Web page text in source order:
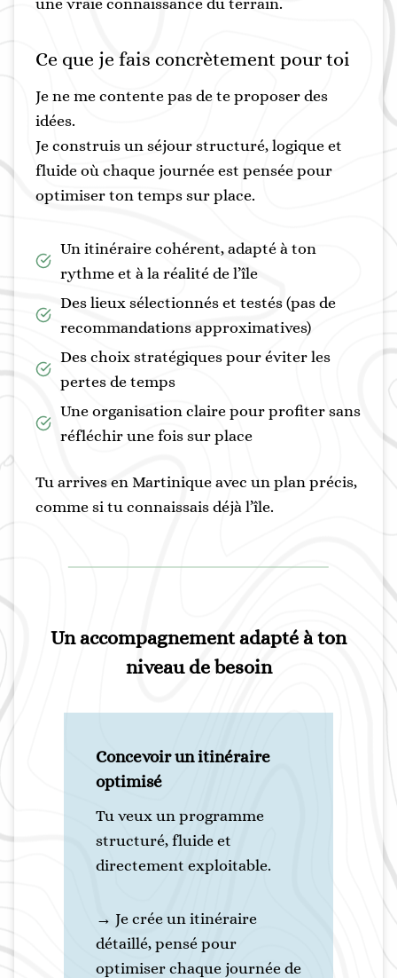
une vraie connaissance du terrain.
Ce que je fais concrètement pour toi
Je ne me contente pas de te proposer des
idées.
Je construis un séjour structuré, logique et
fluide où chaque journée est pensée pour
optimiser ton temps sur place.
Un itinéraire cohérent, adapté à ton
rythme et à la réalité de l’île
Des lieux sélectionnés et testés (pas de
recommandations approximatives)
Des choix stratégiques pour éviter les
pertes de temps
Une organisation claire pour profiter sans
réfléchir une fois sur place
Tu arrives en Martinique avec un plan précis,
comme si tu connaissais déjà l’île.
Un accompagnement adapté à ton
niveau de besoin
Concevoir un itinéraire
optimisé
Tu veux un programme
structuré, fluide et
directement exploitable.
→ Je crée un itinéraire
détaillé, pensé pour
optimiser chaque journée de